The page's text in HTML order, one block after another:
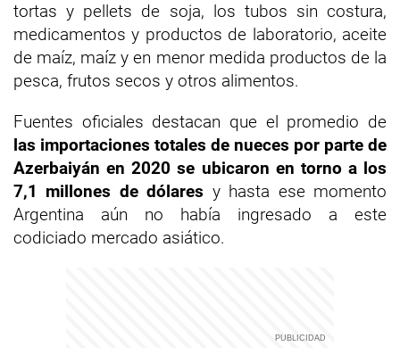
tortas y pellets de soja, los tubos sin costura,
medicamentos y productos de laboratorio, aceite
de maíz, maíz y en menor medida productos de la
pesca, frutos secos y otros alimentos.
Fuentes oficiales destacan que el promedio de
las importaciones totales de nueces por parte de
Azerbaiyán en 2020 se ubicaron en torno a los
7,1 millones de dólares y hasta ese momento
Argentina aún no había ingresado a este
codiciado mercado asiático.